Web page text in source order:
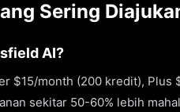
Sering
AI?
$15/month (200 kredit),
sekitar 50-60% lebih